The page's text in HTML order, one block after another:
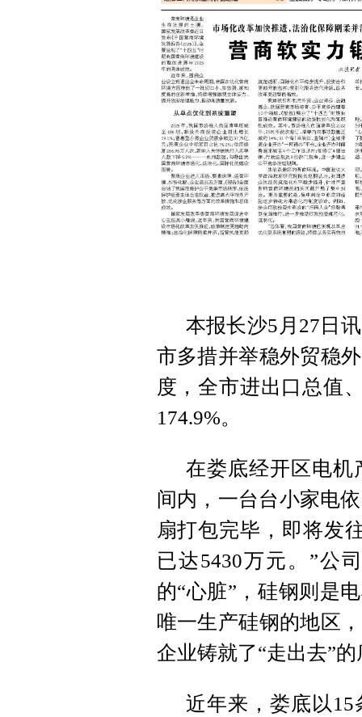
本报长沙5月27日
市多措并举稳外贸稳
度，全市进出口总值
174.9%。
在娄底经开区电机
间内，一台台小家电
扇打包完毕，即将发
已达5430万元。”公
的“心脏”，硅钢则是
唯一生产硅钢的地区
企业铸就了“走出去”
近年来，娄底以